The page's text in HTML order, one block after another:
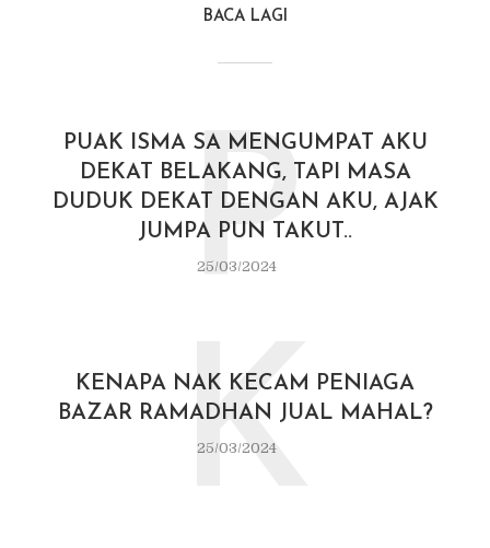
BACA LAGI
PUAK ISMA SA MENGUMPAT AKU
DEKAT BELAKANG, TAPI MASA
DUDUK DEKAT DENGAN AKU, AJAK
JUMPA PUN TAKUT..
25/03/2024
P
KENAPA NAK KECAM PENIAGA
BAZAR RAMADHAN JUAL MAHAL?
25/03/2024
K